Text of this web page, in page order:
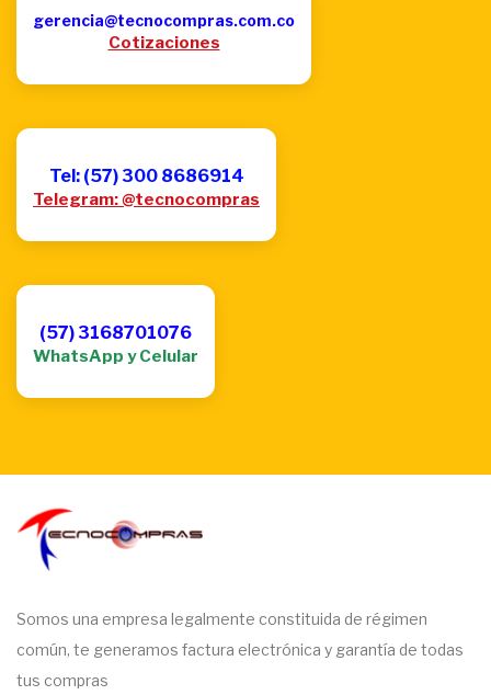
gerencia@tecnocompras.com.co
Cotizaciones
Tel: (57) 300 8686914
Telegram: @tecnocompras
(57) 3168701076
WhatsApp y Celular
Somos una empresa legalmente constituida de régimen
común, te generamos factura electrónica y garantía de todas
tus compras